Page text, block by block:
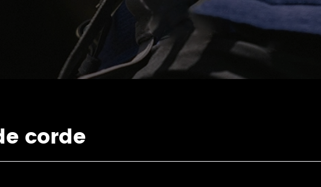
corde